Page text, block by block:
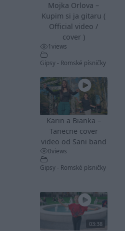
Mojka Orlova –
Kupim si ja gitaru (
Official video /
cover )
1views
Gipsy - Romské písničky
Karin a Bianka –
Tanecne cover
video od Sani band
0views
Gipsy - Romské písničky
03:38